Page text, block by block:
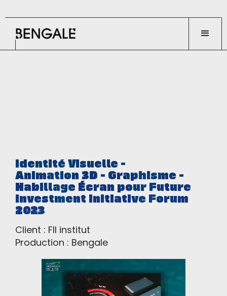
Identité Visuelle -
Animation 3D - Graphisme -
Habillage Écran pour Future
Investment Initiative Forum
2023
Client : FII institut
Production : Bengale